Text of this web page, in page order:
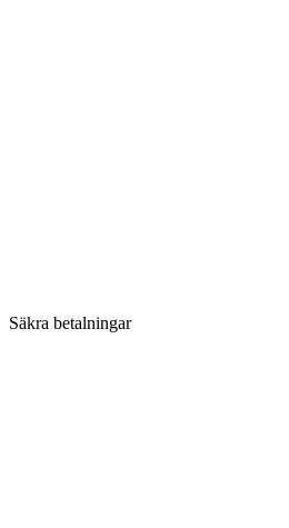
Säkra betalningar